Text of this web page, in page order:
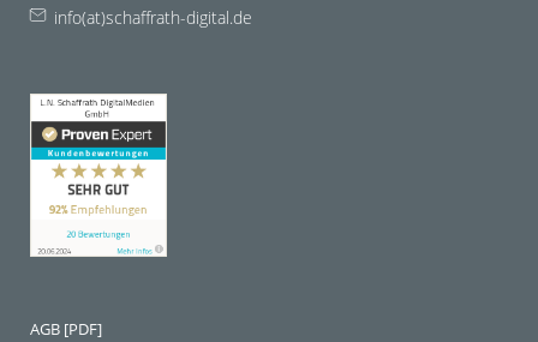
info(at)schaffrath-digital.de
AGB [PDF]